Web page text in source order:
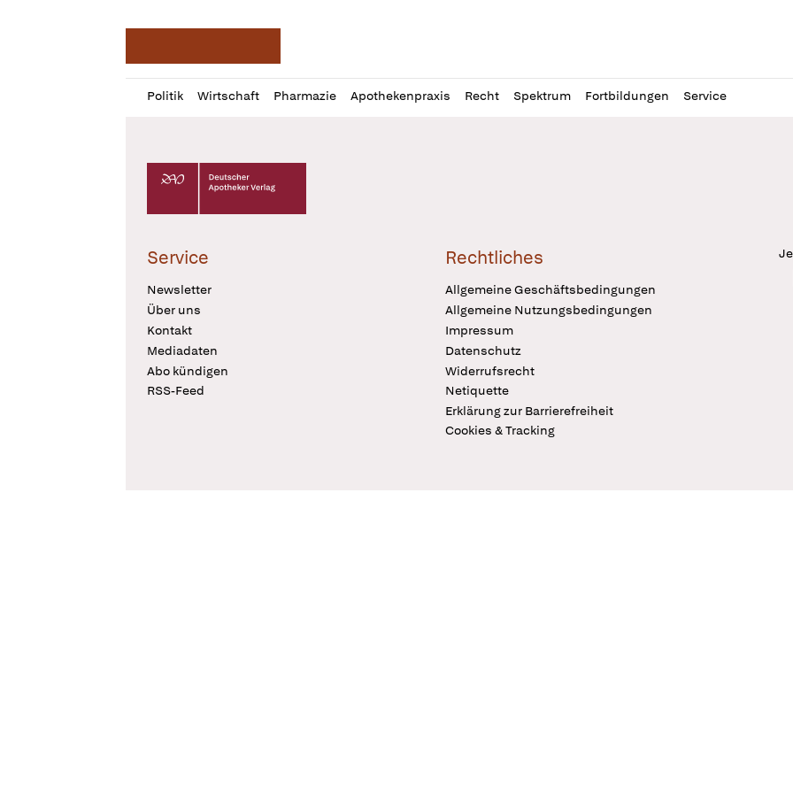
Politik Wirtschaft Pharmazie Apothekenpraxis Recht Spektrum Fortbildungen Service
Profil
öffnen
Daz
Pur
Deutscher Apotheker Verlag Logo
Service
Newsletter
Über uns
Kontakt
Mediadaten
Abo kündigen
RSS-Feed
Rechtliches
Allgemeine Geschäftsbedingungen
Allgemeine Nutzungsbedingungen
Impressum
Datenschutz
Widerrufsrecht
Netiquette
Erklärung zur Barrierefreiheit
Cookies & Tracking